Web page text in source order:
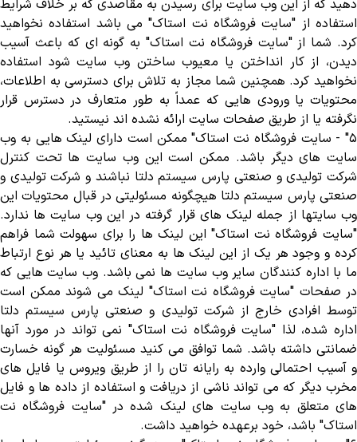
دهید که از این وب سایت برای رسیدن به مقاصدی که بر خلاف شرایط
استفاده از "سایت فروشگاه نت استاک" می باشد استفاده نخواهید
کرد. شما از "سایت فروشگاه نت استاک" به گونه ای که باعث آسیب
دیدن، از کار انداختن یا معیوب ساختن وب سایت شود استفاده
نخواهید کرد. همچنین شما مجاز به تلاش برای دسترسی به اطلاعات،
محتویات یا ورودی هایی که عمداً به طور متعارف در دسترس قرار
نگرفته یا از طریق صفحات سایت ارائه نشده اند نیستید.
٥- " سایت فروشگاه نت استاک" ممکن است دارای لینک هایی به وب
سایت های دیگر باشد. ممکن است این وب سایت ها تحت کنترل
شرکت تولیدی و صنعتی پارس سیستم دلتا نباشند و شرکت تولیدی و
صنعتی پارس سیستم دلتا هیچگونه مسئولیتی در قبال محتویات این
وب سایتها از جمله لینک های قرار گرفته در این وب سایت ها ندارد.
"سایت فروشگاه نت استاک" این لینک ها را برای سهولت شما فراهم
کرده و وجود هر یک از این لینک ها به معنای تائید یا هر نوع ارتباط
ما با اداره کنندگان سایر وب سایت ها نمی باشد. وب سایت هایی که
در صفحات "سایت فروشگاه نت استاک" لینک می شوند ممکن است
توسط افرادی خارج از شرکت تولیدی و صنعتی پارس سیستم دلتا
اداره شده، لذا "سایت فروشگاه نت استاک" نمی تواند در مورد آنها
ضمانتی داشته باشد. شما توافق می کنید مسئولیت هر گونه خسارت
و آسیب احتمالی وارده به رایانه تان را از طریق ویروس یا فایل های
مخرب دیگر که می تواند ناشی از دریافت و استفاده از داده ها و فایل
های متعلق به وب سایت های لینک شده در "سایت فروشگاه نت
استاک" باشد، خود برعهده خواهید داشت.